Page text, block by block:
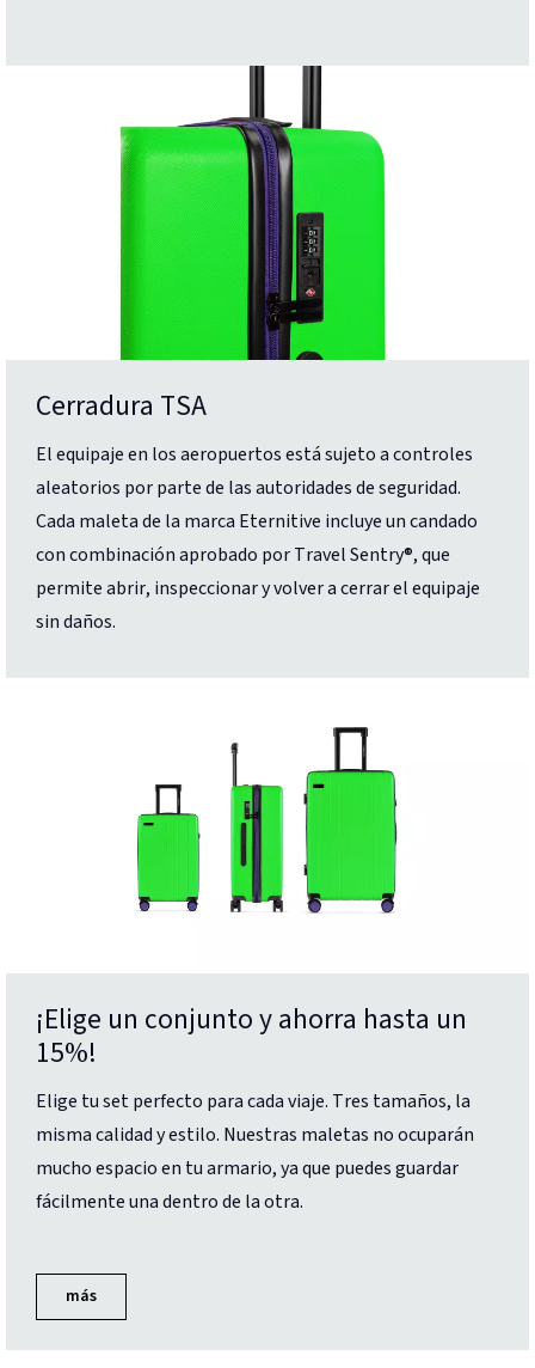
Cerradura TSA
El equipaje en los aeropuertos está sujeto a controles
aleatorios por parte de las autoridades de seguridad.
Cada maleta de la marca Eternitive incluye un candado
con combinación aprobado por Travel Sentry®, que
permite abrir, inspeccionar y volver a cerrar el equipaje
sin daños.
¡Elige un conjunto y ahorra hasta un
15%!
Elige tu set perfecto para cada viaje. Tres tamaños, la
misma calidad y estilo. Nuestras maletas no ocuparán
mucho espacio en tu armario, ya que puedes guardar
fácilmente una dentro de la otra.
más